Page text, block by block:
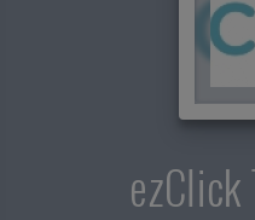
ezClick